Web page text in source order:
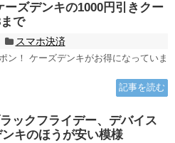
ーズデンキの1000円引きクー
で
スマホ決済
ン！ ケーズデンキがお得になっていま
記事を読む
ックフライデー、デバイス
キのほうが安い模様